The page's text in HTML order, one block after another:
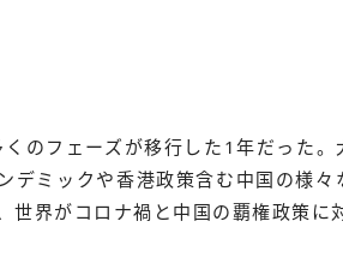
のフェーズが移行した1年だった
デミックや香港政策含む中国の様
世界がコロナ禍と中国の覇権政策に